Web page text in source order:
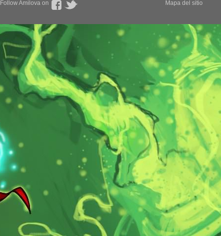
Follow Amilova on Mapa del sitio